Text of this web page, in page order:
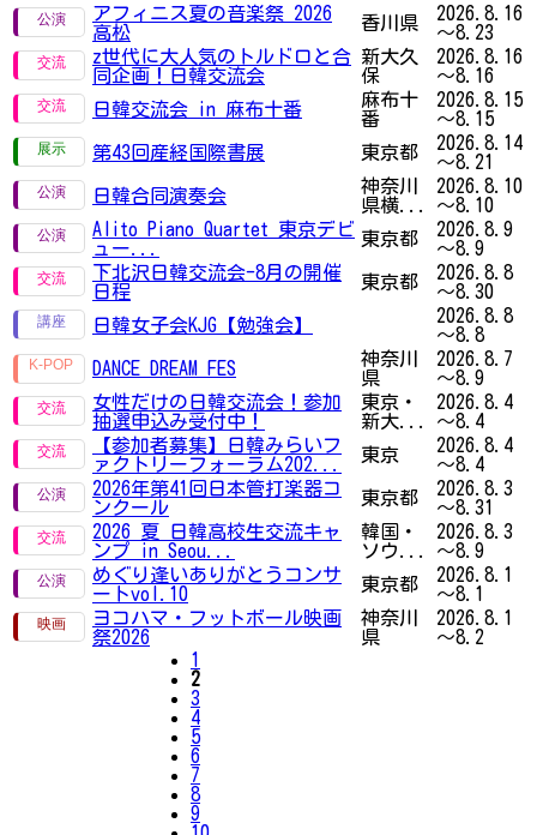
アフィニス夏の音楽祭 2026
高松
香川県
2026.8.16
～8.23
z世代に大人気のトルドロと合
同企画！日韓交流会
新大久
保
2026.8.16
～8.16
日韓交流会 in 麻布十番
麻布十
番
2026.8.15
～8.15
第43回産経国際書展
東京都
2026.8.14
～8.21
日韓合同演奏会
神奈川
県横...
2026.8.10
～8.10
Alito Piano Quartet 東京デビ
ュー...
東京都
2026.8.9
～8.9
下北沢日韓交流会-8月の開催
日程
東京都
2026.8.8
～8.30
日韓女子会KJG【勉強会】
2026.8.8
～8.8
DANCE DREAM FES
神奈川
県
2026.8.7
～8.9
女性だけの日韓交流会！参加
抽選申込み受付中！
東京・
新大...
2026.8.4
～8.4
【参加者募集】日韓みらいフ
ァクトリーフォーラム202...
東京
2026.8.4
～8.4
2026年第41回日本管打楽器コ
ンクール
東京都
2026.8.3
～8.31
2026 夏 日韓高校生交流キャ
ンプ in Seou...
韓国・
ソウ...
2026.8.3
～8.9
めぐり逢いありがとうコンサ
ートvol.10
東京都
2026.8.1
～8.1
ヨコハマ・フットボール映画
祭2026
神奈川
県
2026.8.1
～8.2
1
2
3
4
5
6
7
8
9